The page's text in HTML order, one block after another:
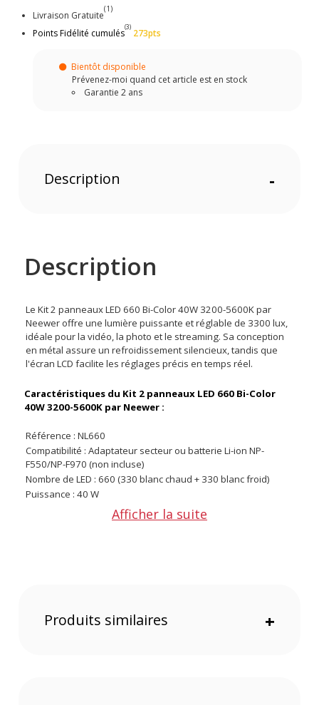
Livraison Gratuite
(1)
Points Fidélité cumulés
(3)
273pts
Bientôt disponible
Prévenez-moi quand cet article est en stock
Garantie 2 ans
Description -
Description
Le Kit 2 panneaux LED 660 Bi-Color 40W 3200-5600K par
Neewer offre une lumière puissante et réglable de 3300 lux,
idéale pour la vidéo, la photo et le streaming. Sa conception
en métal assure un refroidissement silencieux, tandis que
l'écran LCD facilite les réglages précis en temps réel.
Caractéristiques du Kit 2 panneaux LED 660 Bi-Color
40W 3200-5600K par Neewer :
Référence : NL660
Compatibilité : Adaptateur secteur ou batterie Li-ion NP-
F550/NP-F970 (non incluse)
Nombre de LED : 660 (330 blanc chaud + 330 blanc froid)
Puissance : 40 W
Température de couleur : 3200 K - 5600 K
Luminosité maximale : 3300 lux à 1 mètre
niveau de batterie
Structure : Métal avec volets coupe-flux et support en U
Afficher la suite
Produits similaires +